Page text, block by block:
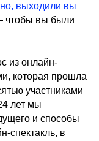
выходили вы
чтобы вы были
из онлайн-
которая прошла
участниками
лет мы
и способы
спектакль, в